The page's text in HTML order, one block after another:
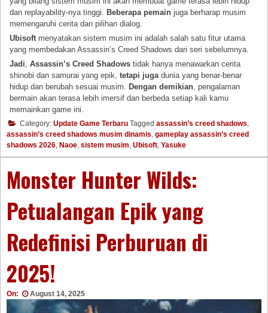
dan replayability-nya tinggi.
Beberapa pemain juga berharap musim
memengaruhi cerita dan pilihan dialog.
Ubisoft menyatakan sistem musim ini adalah salah satu fitur utama
yang membedakan Assassin’s Creed Shadows dari seri sebelumnya.
Jadi ,Assassin’s Creed Shadows tidak hanya menawarkan cerita
shinobi dan samurai yang epik,tetapi juga dunia yang benar-benar
hidup dan berubah sesuai musim.
Dengan demikian , pengalaman
bermain akan terasa lebih imersif dan berbeda setiap kali kamu
memainkan game ini.
Category: Update Game Terbaru Tagged assassin’s creed shadows,
assassin’s creed shadows musim dinamis, gameplay assassin’s creed
shadows 2026, Naoe, sistem musim, Ubisoft, Yasuke
Monster Hunter Wilds:
Petualangan Epik yang
Redefinisi Perburuan di
2025!
On: August 14, 2025